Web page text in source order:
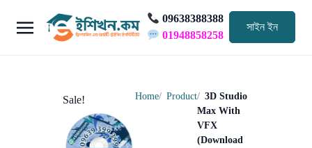
09638388388
01948858258
সাইন ইন
Sale! Home Product
3D Studio
Max With
VFX
(Download